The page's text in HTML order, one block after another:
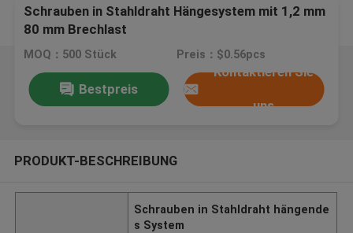
Schrauben in Stahldraht Hängesystem mit 1,2 mm
80 mm Brechlast
MOQ：500 Stück Preis：$0.56pcs
Bestpreis
Kontaktieren Sie
uns
PRODUKT-BESCHREIBUNG
Schrauben in Stahldraht hängende
s System